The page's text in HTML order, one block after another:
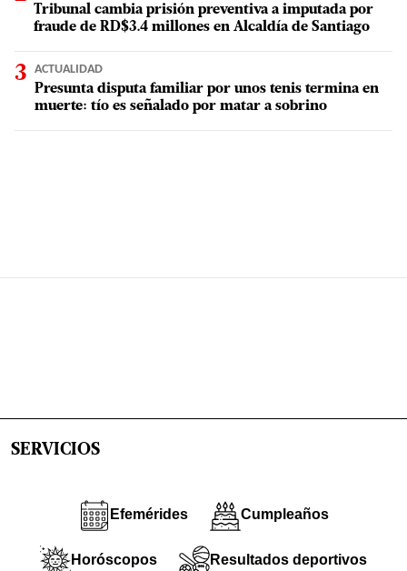
Tribunal cambia prisión preventiva a imputada por
fraude de RD$3.4 millones en Alcaldía de Santiago
ACTUALIDAD
Presunta disputa familiar por unos tenis termina en
muerte: tío es señalado por matar a sobrino
SERVICIOS
Efemérides Cumpleaños
Horóscopos Resultados deportivos